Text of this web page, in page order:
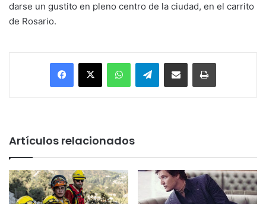
darse un gustito en pleno centro de la ciudad, en el carrito
de Rosario.
Facebook
X WhatsAppTelegramEnviar vía email Imprimir
Artículos relacionados